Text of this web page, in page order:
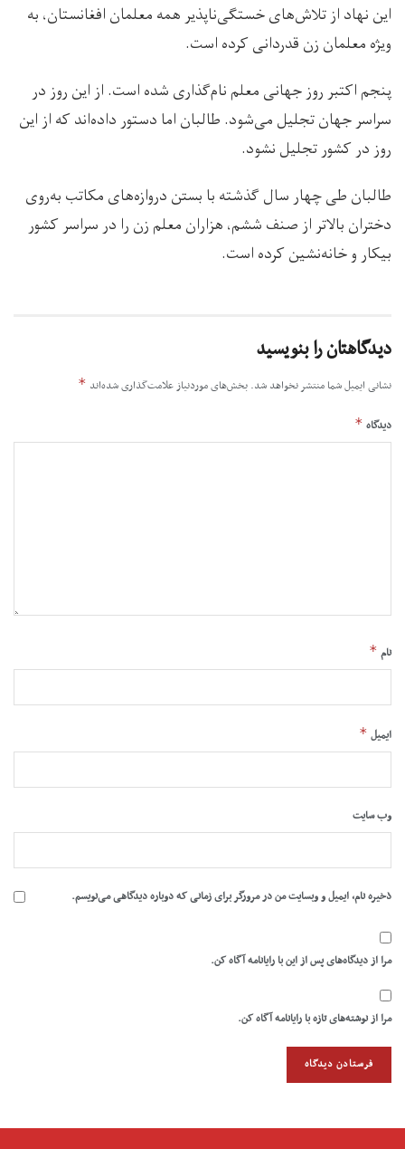
این نهاد از تلاش‌های خستگی‌ناپذیر همه معلمان افغانستان، به
ویژه معلمان زن قدردانی کرده است.
پنجم اکتبر روز جهانی معلم نام‌گذاری شده است. از این روز در
سراسر جهان تجلیل می‌شود. طالبان اما دستور داده‌اند که از این
روز در کشور تجلیل نشود.
طالبان طی چهار سال گذشته با بستن دروازه‌های مکاتب به‌روی
دختران بالاتر از صنف ششم، هزاران معلم زن را در سراسر کشور
بیکار و خانه‌نشین کرده است.
دیدگاهتان را بنویسید
نشانی ایمیل شما منتشر نخواهد شد. بخش‌های موردنیاز علامت‌گذاری شده‌اند *
دیدگاه *
نام *
ایمیل *
وب‌ سایت
ذخیره نام، ایمیل و وبسایت من در مرورگر برای زمانی که دوباره دیدگاهی می‌نویسم.
مرا از دیدگاه‌های پس از این با رایانامه آگاه کن.
مرا از نوشته‌های تازه با رایانامه آگاه کن.